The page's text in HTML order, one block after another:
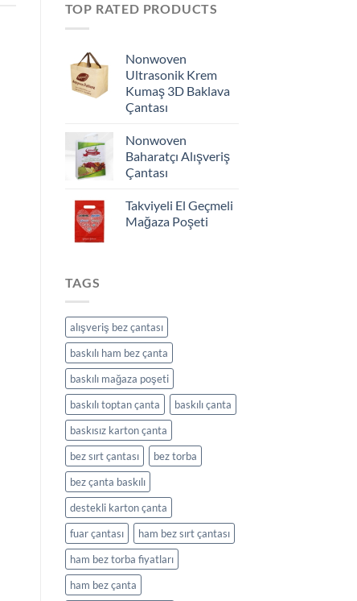
TOP RATED PRODUCTS
Nonwoven
Ultrasonik Krem
Kumaş 3D Baklava
Çantası
Nonwoven
Baharatçı Alışveriş
Çantası
Takviyeli El Geçmeli
Mağaza Poşeti
TAGS
alışveriş bez çantası
baskılı ham bez çanta
baskılı mağaza poşeti
baskılı toptan çanta
baskılı çanta
baskısız karton çanta
bez sırt çantası
bez torba
bez çanta baskılı
destekli karton çanta
fuar çantası
ham bez sırt çantası
ham bez torba fiyatları
ham bez çanta